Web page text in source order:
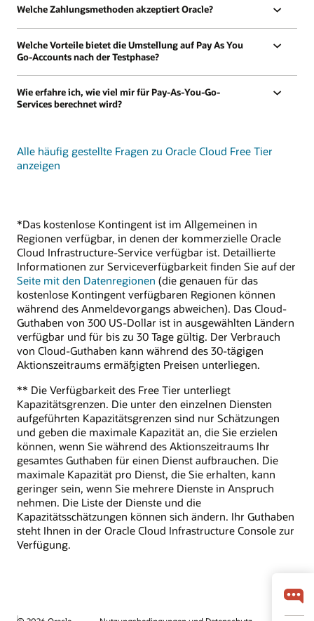
Welche Zahlungsmethoden akzeptiert Oracle?
Welche Vorteile bietet die Umstellung auf Pay As You
Go-Accounts nach der Testphase?
Wie erfahre ich, wie viel mir für Pay-As-You-Go-
Services berechnet wird?
Alle häufig gestellte Fragen zu Oracle Cloud Free Tier
anzeigen
*Das kostenlose Kontingent ist im Allgemeinen in
Regionen verfügbar, in denen der kommerzielle Oracle
Cloud Infrastructure-Service verfügbar ist. Detaillierte
Informationen zur Serviceverfügbarkeit finden Sie auf der
Seite mit den Datenregionen (die genauen für das
kostenlose Kontingent verfügbaren Regionen können
während des Anmeldevorgangs abweichen). Das Cloud-
Guthaben von 300 US-Dollar ist in ausgewählten Ländern
verfügbar und für bis zu 30 Tage gültig. Der Verbrauch
von Cloud-Guthaben kann während des 30-tägigen
Aktionszeitraums ermäßigten Preisen unterliegen.
** Die Verfügbarkeit des Free Tier unterliegt
Kapazitätsgrenzen. Die unter den einzelnen Diensten
aufgeführten Kapazitätsgrenzen sind nur Schätzungen
und geben die maximale Kapazität an, die Sie erzielen
können, wenn Sie während des Aktionszeitraums Ihr
gesamtes Guthaben für einen Dienst aufbrauchen. Die
maximale Kapazität pro Dienst, die Sie erhalten, kann
geringer sein, wenn Sie mehrere Dienste in Anspruch
nehmen. Die Liste der Dienste und die
Kapazitätsschätzungen können sich ändern. Ihr Guthaben
steht Ihnen in der Oracle Cloud Infrastructure Console zur
Verfügung.